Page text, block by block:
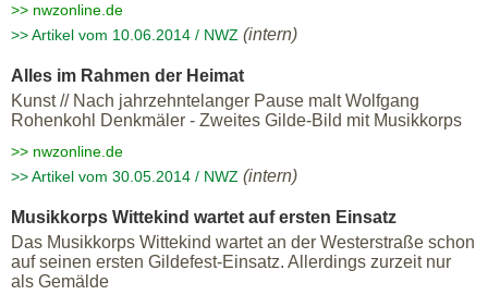
>> nwzonline.de
>> Artikel vom 10.06.2014 / NWZ (intern)
Alles im Rahmen der Heimat
Kunst // Nach jahrzehntelanger Pause malt Wolfgang
Rohenkohl Denkmäler - Zweites Gilde-Bild mit Musikkorps
>> nwzonline.de
>> Artikel vom 30.05.2014 / NWZ (intern)
Musikkorps Wittekind wartet auf ersten Einsatz
Das Musikkorps Wittekind wartet an der Westerstraße schon
auf seinen ersten Gildefest-Einsatz. Allerdings zurzeit nur
als Gemälde